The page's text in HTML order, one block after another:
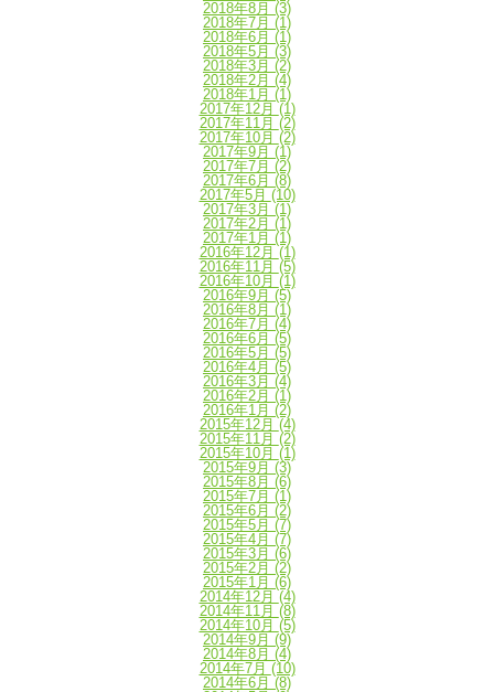
2018年8月 (3)
2018年7月 (1)
2018年6月 (1)
2018年5月 (3)
2018年3月 (2)
2018年2月 (4)
2018年1月 (1)
2017年12月 (1)
2017年11月 (2)
2017年10月 (2)
2017年9月 (1)
2017年7月 (2)
2017年6月 (8)
2017年5月 (10)
2017年3月 (1)
2017年2月 (1)
2017年1月 (1)
2016年12月 (1)
2016年11月 (5)
2016年10月 (1)
2016年9月 (5)
2016年8月 (1)
2016年7月 (4)
2016年6月 (5)
2016年5月 (5)
2016年4月 (5)
2016年3月 (4)
2016年2月 (1)
2016年1月 (2)
2015年12月 (4)
2015年11月 (2)
2015年10月 (1)
2015年9月 (3)
2015年8月 (6)
2015年7月 (1)
2015年6月 (2)
2015年5月 (7)
2015年4月 (7)
2015年3月 (6)
2015年2月 (2)
2015年1月 (6)
2014年12月 (4)
2014年11月 (8)
2014年10月 (5)
2014年9月 (9)
2014年8月 (4)
2014年7月 (10)
2014年6月 (8)